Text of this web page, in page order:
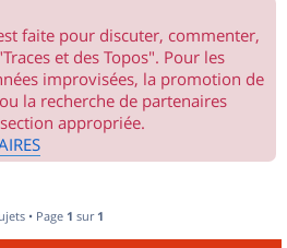
faite pour discuter, commenter,
et des Topos". Pour les
improvisées, la promotion de
la recherche de partenaires
appropriée.
• Page 1 sur 1